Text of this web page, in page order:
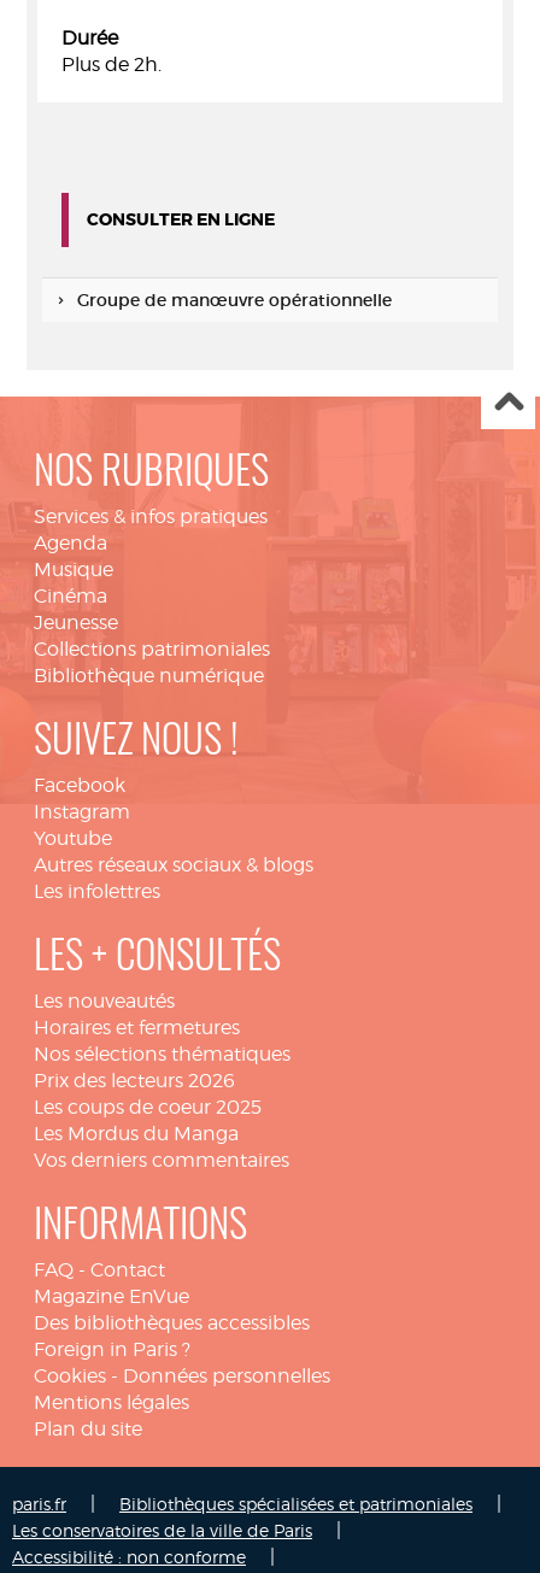
Durée
Plus de 2h.
CONSULTER EN LIGNE
Groupe de manœuvre opérationnelle
NOS RUBRIQUES
Services & infos pratiques
Agenda
Musique
Cinéma
Jeunesse
Collections patrimoniales
Bibliothèque numérique
SUIVEZ NOUS !
Facebook
Instagram
Youtube
Autres réseaux sociaux & blogs
Les infolettres
LES + CONSULTÉS
Les nouveautés
Horaires et fermetures
Nos sélections thématiques
Prix des lecteurs 2026
Les coups de coeur 2025
Les Mordus du Manga
Vos derniers commentaires
INFORMATIONS
FAQ - Contact
Magazine EnVue
Des bibliothèques accessibles
Foreign in Paris ?
Cookies - Données personnelles
Mentions légales
Plan du site
paris.fr Bibliothèques spécialisées et patrimoniales
Les conservatoires de la ville de Paris
Accessibilité : non conforme